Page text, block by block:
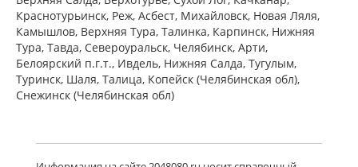
Краснотурьинск, Реж, Асбест, Михайловск, Новая Ляля,
Камышлов, Верхняя Тура, Талинка, Карпинск, Нижняя
Тура, Тавда, Североуральск, Челябинск, Арти,
Белоярский п.г.т., Ивдель, Нижняя Салда, Тугулым,
Туринск, Шаля, Талица, Копейск (Челябинская обл),
Снежинск (Челябинская обл)